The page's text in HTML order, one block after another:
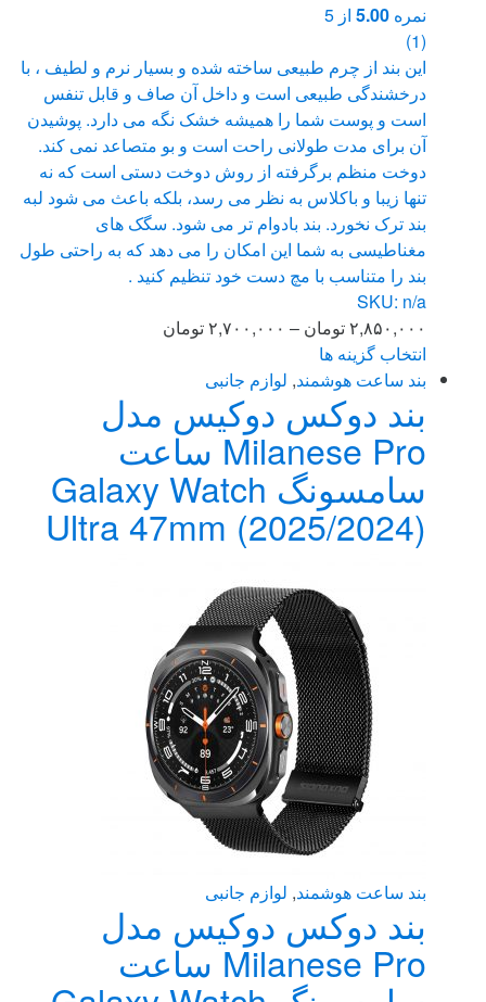
نمره 5.00 از 5
(1)
این بند از چرم طبیعی ساخته شده و بسیار نرم و لطیف ، با
درخشندگی طبیعی است و داخل آن صاف و قابل تنفس
است و پوست شما را همیشه خشک نگه می دارد. پوشیدن
آن برای مدت طولانی راحت است و بو متصاعد نمی کند.
دوخت منظم برگرفته از روش دوخت دستی است که نه
تنها زیبا و باکلاس به نظر می رسد، بلکه باعث می شود لبه
بند ترک نخورد. بند بادوام تر می شود. سگک های
مغناطیسی به شما این امکان را می دهد که به راحتی طول
بند را متناسب با مچ دست خود تنظیم کنید .
SKU: n/a
۲,۸۵۰,۰۰۰تومان – ۲,۷۰۰,۰۰۰تومان
through
۲,۸۵۰,۰۰۰ تومان
انتخاب گزینه ها
این
محصول
دارای
انواع
مختلفی
می
باشد.
محصول
بند ساعت هوشمند, لوازم جانبی
بند دوکس دوکیس مدل
Milanese Pro ساعت
سامسونگ Galaxy Watch
Ultra 47mm (2025/2024)
بند ساعت هوشمند, لوازم جانبی
بند دوکس دوکیس مدل
Milanese Pro ساعت